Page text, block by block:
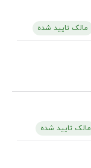
مالک تایید شده
مالک تایید شده